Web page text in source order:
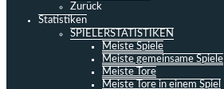
Zurück
Statistiken
SPIELERSTATISTIKEN
Meiste Spiele
Meiste gemeinsame Spiele
Meiste Tore
Meiste Tore in einem Spiel